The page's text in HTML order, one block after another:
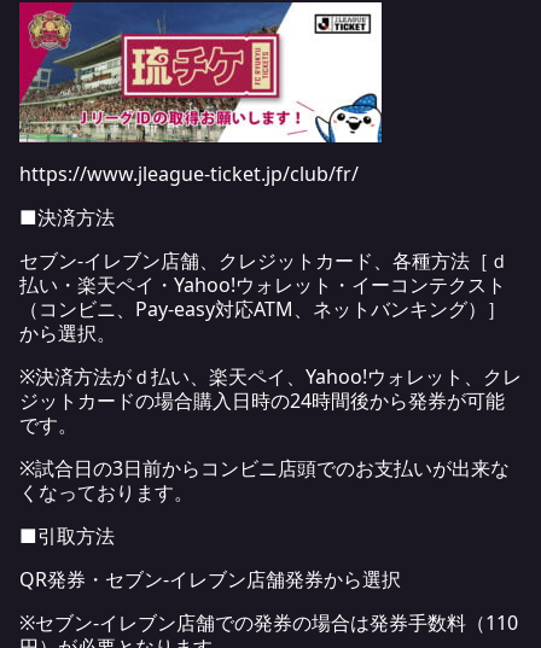
https://www.jleague-ticket.jp/club/fr/
■決済方法
セブン-イレブン店舗、クレジットカード、各種方法［ｄ
払い・楽天ペイ・Yahoo!ウォレット・イーコンテクスト
（コンビニ、Pay-easy対応ATM、ネットバンキング）］
から選択。
※決済方法がｄ払い、楽天ペイ、Yahoo!ウォレット、クレ
ジットカードの場合購入日時の24時間後から発券が可能
です。
※試合日の3日前からコンビニ店頭でのお支払いが出来な
くなっております。
■引取方法
QR発券・セブン-イレブン店舗発券から選択
※セブン-イレブン店舗での発券の場合は発券手数料（110